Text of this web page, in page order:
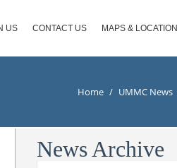
US CONTACT US MAPS & LOCATION
Home / UMMC News
News Archive